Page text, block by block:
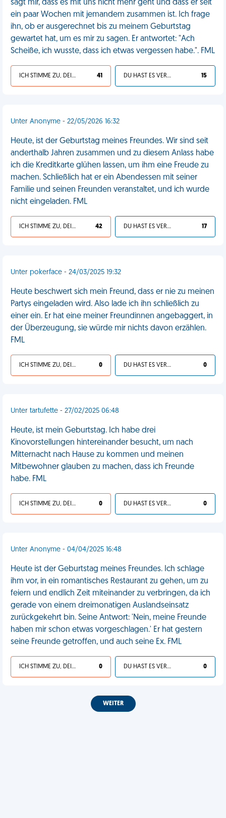
sagt mir, dass es mit uns nicht mehr geht und dass er seit
ein paar Wochen mit jemandem zusammen ist. Ich frage
ihn, ob er ausgerechnet bis zu meinem Geburtstag
gewartet hat, um es mir zu sagen. Er antwortet: "Ach
Scheiße, ich wusste, dass ich etwas vergessen habe.". FML
ICH STIMME ZU, DEIN LEBEN IST SCHEISSE 41 DU HAST ES VERDIENT 15
Unter Anonyme - 22/05/2026 16:32
Heute, ist der Geburtstag meines Freundes. Wir sind seit
anderthalb Jahren zusammen und zu diesem Anlass habe
ich die Kreditkarte glühen lassen, um ihm eine Freude zu
machen. Schließlich hat er ein Abendessen mit seiner
Familie und seinen Freunden veranstaltet, und ich wurde
nicht eingeladen. FML
ICH STIMME ZU, DEIN LEBEN IST SCHEISSE 42 DU HAST ES VERDIENT 17
Unter pokerface - 24/03/2025 19:32
Heute beschwert sich mein Freund, dass er nie zu meinen
Partys eingeladen wird. Also lade ich ihn schließlich zu
einer ein. Er hat eine meiner Freundinnen angebaggert, in
der Überzeugung, sie würde mir nichts davon erzählen.
FML
ICH STIMME ZU, DEIN LEBEN IST SCHEISSE 0 DU HAST ES VERDIENT 0
Unter tartufette - 27/02/2025 06:48
Heute, ist mein Geburtstag. Ich habe drei
Kinovorstellungen hintereinander besucht, um nach
Mitternacht nach Hause zu kommen und meinen
Mitbewohner glauben zu machen, dass ich Freunde
habe. FML
ICH STIMME ZU, DEIN LEBEN IST SCHEISSE 0 DU HAST ES VERDIENT 0
Unter Anonyme - 04/04/2025 16:48
Heute ist der Geburtstag meines Freundes. Ich schlage
ihm vor, in ein romantisches Restaurant zu gehen, um zu
feiern und endlich Zeit miteinander zu verbringen, da ich
gerade von einem dreimonatigen Auslandseinsatz
zurückgekehrt bin. Seine Antwort: 'Nein, meine Freunde
haben mir schon etwas vorgeschlagen.' Er hat gestern
seine Freunde getroffen, und auch seine Ex. FML
ICH STIMME ZU, DEIN LEBEN IST SCHEISSE 0 DU HAST ES VERDIENT 0
WEITER